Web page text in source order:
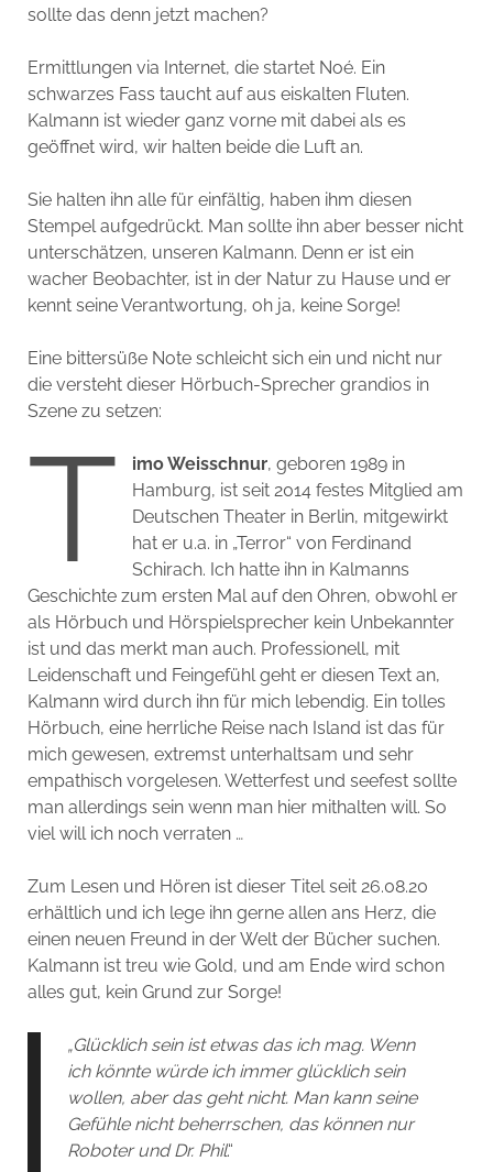
sollte das denn jetzt machen?
Ermittlungen via Internet, die startet Noé. Ein
schwarzes Fass taucht auf aus eiskalten Fluten.
Kalmann ist wieder ganz vorne mit dabei als es
geöffnet wird, wir halten beide die Luft an.
Sie halten ihn alle für einfältig, haben ihm diesen
Stempel aufgedrückt. Man sollte ihn aber besser nicht
unterschätzen, unseren Kalmann. Denn er ist ein
wacher Beobachter, ist in der Natur zu Hause und er
kennt seine Verantwortung, oh ja, keine Sorge!
Eine bittersüße Note schleicht sich ein und nicht nur
die versteht dieser Hörbuch-Sprecher grandios in
Szene zu setzen:
T imo Weisschnur, geboren 1989 in
Hamburg, ist seit 2014 festes Mitglied am
Deutschen Theater in Berlin, mitgewirkt
hat er u.a. in „Terror“ von Ferdinand
Schirach. Ich hatte ihn in Kalmanns
Geschichte zum ersten Mal auf den Ohren, obwohl er
als Hörbuch und Hörspielsprecher kein Unbekannter
ist und das merkt man auch. Professionell, mit
Leidenschaft und Feingefühl geht er diesen Text an,
Kalmann wird durch ihn für mich lebendig. Ein tolles
Hörbuch, eine herrliche Reise nach Island ist das für
mich gewesen, extremst unterhaltsam und sehr
empathisch vorgelesen. Wetterfest und seefest sollte
man allerdings sein wenn man hier mithalten will. So
viel will ich noch verraten …
Zum Lesen und Hören ist dieser Titel seit 26.08.20
erhältlich und ich lege ihn gerne allen ans Herz, die
einen neuen Freund in der Welt der Bücher suchen.
Kalmann ist treu wie Gold, und am Ende wird schon
alles gut, kein Grund zur Sorge!
„Glücklich sein ist etwas das ich mag. Wenn
ich könnte würde ich immer glücklich sein
wollen, aber das geht nicht. Man kann seine
Gefühle nicht beherrschen, das können nur
Roboter und Dr. Phil.“